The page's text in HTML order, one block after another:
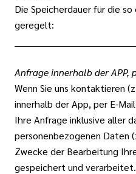
Die Speicherdauer für die
geregelt:
Anfrage innerhalb der APP,
Wenn Sie uns kontaktieren
innerhalb der App, per E-
Ihre Anfrage inklusive aller
personenbezogenen Daten
Zwecke der Bearbeitung
gespeichert und